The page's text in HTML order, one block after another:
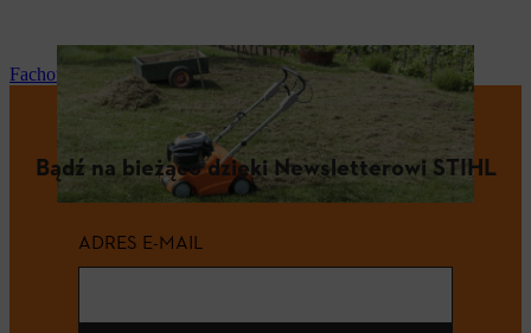
Fachowy serwis i naprawy
Bądź na bieżąco dzięki Newsletterowi STIHL
ADRES E-MAIL